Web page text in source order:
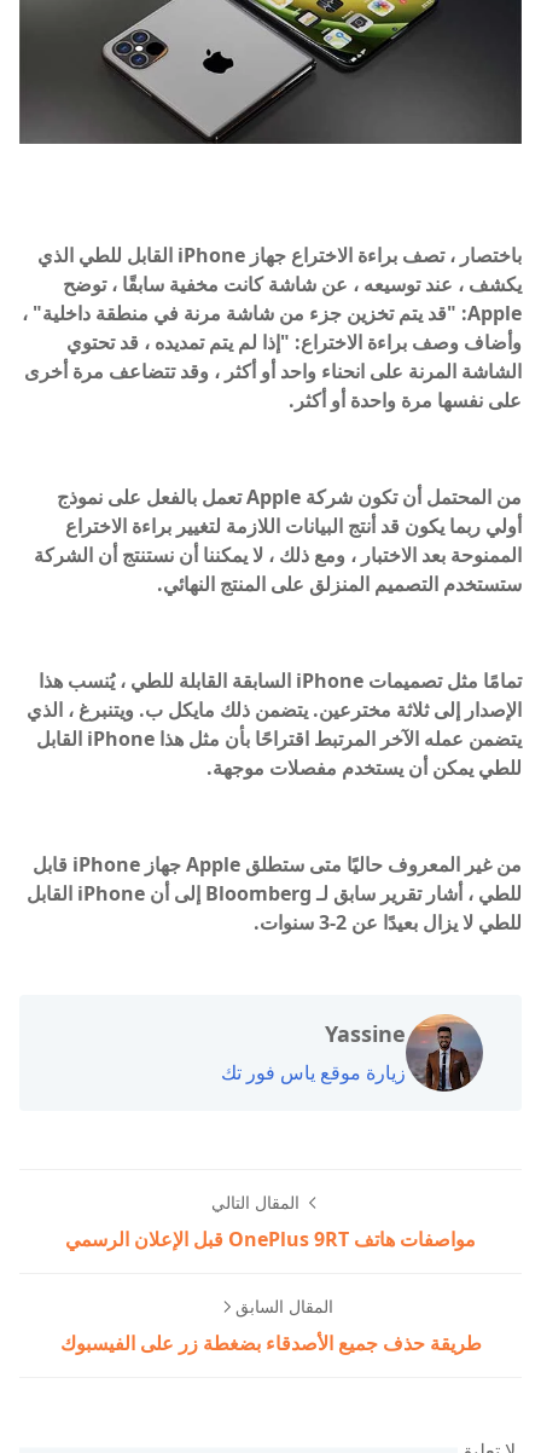
باختصار ، تصف براءة الاختراع جهاز iPhone القابل للطي الذي
يكشف ، عند توسيعه ، عن شاشة كانت مخفية سابقًا ، توضح
Apple: "قد يتم تخزين جزء من شاشة مرنة في منطقة داخلية" ،
وأضاف وصف براءة الاختراع: "إذا لم يتم تمديده ، قد تحتوي
الشاشة المرنة على انحناء واحد أو أكثر ، وقد تتضاعف مرة أخرى
على نفسها مرة واحدة أو أكثر.
من المحتمل أن تكون شركة Apple تعمل بالفعل على نموذج
أولي ربما يكون قد أنتج البيانات اللازمة لتغيير براءة الاختراع
الممنوحة بعد الاختبار ، ومع ذلك ، لا يمكننا أن نستنتج أن الشركة
ستستخدم التصميم المنزلق على المنتج النهائي.
تمامًا مثل تصميمات iPhone السابقة القابلة للطي ، يُنسب هذا
الإصدار إلى ثلاثة مخترعين. يتضمن ذلك مايكل ب. ويتنبرغ ، الذي
يتضمن عمله الآخر المرتبط اقتراحًا بأن مثل هذا iPhone القابل
للطي يمكن أن يستخدم مفصلات موجهة.
من غير المعروف حاليًا متى ستطلق Apple جهاز iPhone قابل
للطي ، أشار تقرير سابق لـ Bloomberg إلى أن iPhone القابل
للطي لا يزال بعيدًا عن 2-3 سنوات.
Yassine
زيارة موقع ياس فور تك
المقال التالي
مواصفات هاتف OnePlus 9RT قبل الإعلان الرسمي
المقال السابق
طريقة حذف جميع الأصدقاء بضغطة زر على الفيسبوك